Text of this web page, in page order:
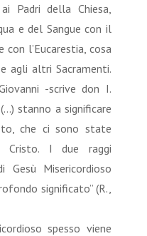
Padri della Chiesa,
e del Sangue con il
l’Eucarestia, cosa
agli altri Sacramenti.
-scrive don I.
stanno a significare
che ci sono state
I due raggi
Misericordioso
significato” (R.,
spesso viene